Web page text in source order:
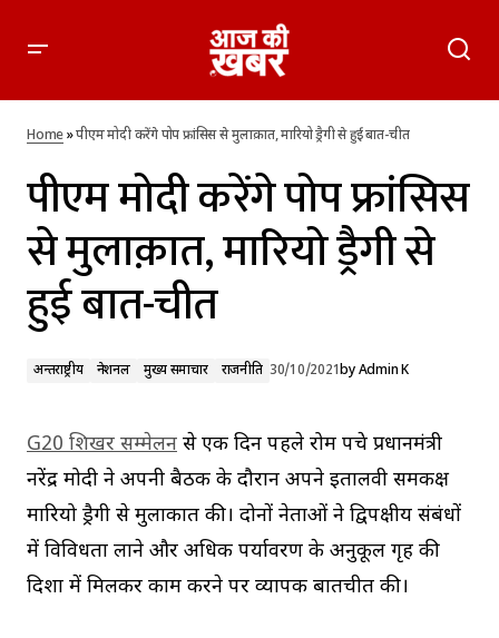
पीएम मोदी करेंगे पोप फ्रांसिस से मुलाक़ात, मारियो ड्रैगी से हुई बात-चीत
Home»पीएम मोदी करेंगे पोप फ्रांसिस से मुलाक़ात, मारियो ड्रैगी से हुई बात-चीत
पीएम मोदी करेंगे पोप फ्रांसिस
से मुलाक़ात, मारियो ड्रैगी से
हुई बात-चीत
अन्तर्राष्ट्रीय नेशनल मुख्य समाचार राजनीति 30/10/2021byAdmin K
G20 शिखर सम्मेलन से एक दिन पहले रोम पहुंचे प्रधानमंत्री
नरेंद्र मोदी ने अपनी बैठक के दौरान अपने इतालवी समकक्ष
मारियो ड्रैगी से मुलाकात की। दोनों नेताओं ने द्विपक्षीय संबंधों
में विविधता लाने और अधिक पर्यावरण के अनुकूल गृह की
दिशा में मिलकर काम करने पर व्यापक बातचीत की।